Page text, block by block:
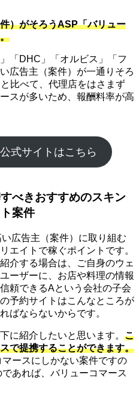
）がそろうASP「バリュー
「DHC」「オルビス」「フ
広告主（案件）が一通りそろ
比べて、代理店をはさまず
スが多いため、報酬料率が高
式サイトはこちら
べきおすすめのスキン
案件
広告主（案件）に取り組む
エイトで稼ぐポイントです。
介する場合は、ご自身のウェ
ーザーに、お店や料理の情報
頼できるAという会社の子会
予約サイトはこんなところが
ばならないからです。
に紹介したいと思います。 こ
で提携することができます。
ースにしかない案件ですの
あれば、バリューコマース